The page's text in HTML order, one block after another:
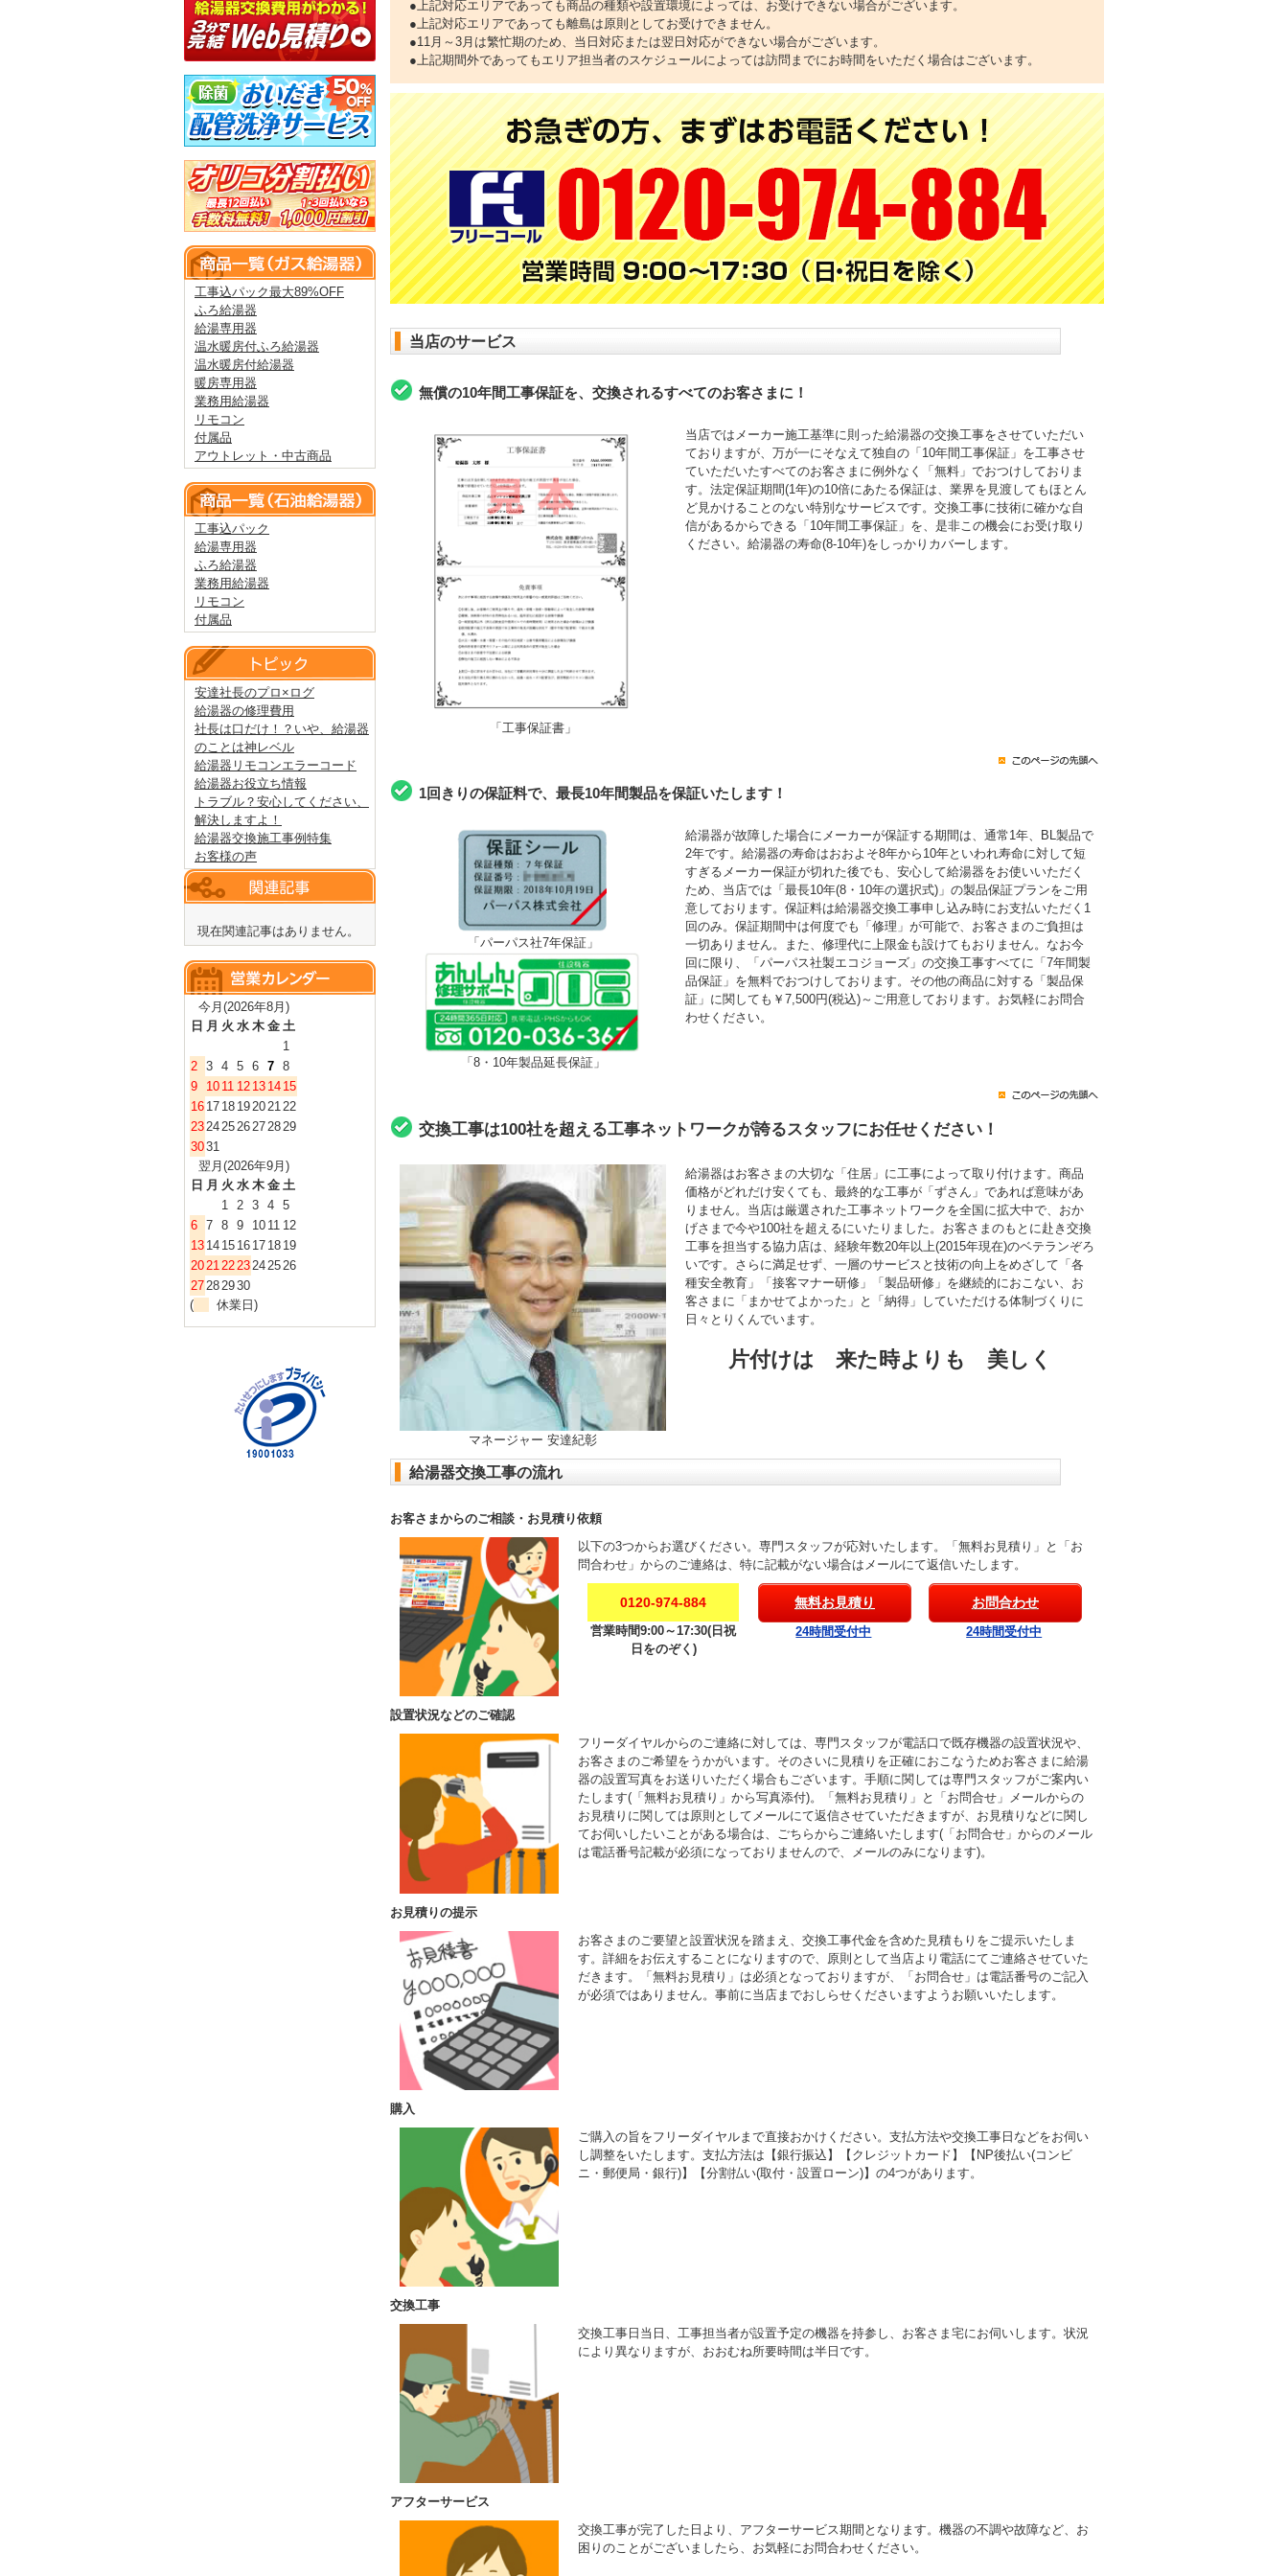
●上記対応エリアであっても商品の種類や設置環境によっては、お受けできない場合がございます。
●上記対応エリアであっても離島は原則としてお受けできません。
●11月～3月は繁忙期のため、当日対応または翌日対応ができない場合がございます。
●上記期間外であってもエリア担当者のスケジュールによっては訪問までにお時間をいただく場合はございます。
当店のサービス
無償の10年間工事保証を、交換されるすべてのお客さまに！
「工事保証書」
当店ではメーカー施工基準に則った給湯器の交換工事をさせていただい
ておりますが、万が一にそなえて独自の「10年間工事保証」を工事させ
ていただいたすべてのお客さまに例外なく「無料」でおつけしておりま
す。法定保証期間(1年)の10倍にあたる保証は、業界を見渡してもほとん
ど見かけることのない特別なサービスです。交換工事に技術に確かな自
信があるからできる「10年間工事保証」を、是非この機会にお受け取り
ください。給湯器の寿命(8-10年)をしっかりカバーします。
1回きりの保証料で、最長10年間製品を保証いたします！
「パーパス社7年保証」
「8・10年製品延長保証」
給湯器が故障した場合にメーカーが保証する期間は、通常1年、BL製品で
2年です。給湯器の寿命はおおよそ8年から10年といわれ寿命に対して短
すぎるメーカー保証が切れた後でも、安心して給湯器をお使いいただく
ため、当店では「最長10年(8・10年の選択式)」の製品保証プランをご用
意しております。保証料は給湯器交換工事申し込み時にお支払いただく1
回のみ。保証期間中は何度でも「修理」が可能で、お客さまのご負担は
一切ありません。また、修理代に上限金も設けてもおりません。なお今
回に限り、「パーパス社製エコジョーズ」の交換工事すべてに「7年間製
品保証」を無料でおつけしております。その他の商品に対する「製品保
証」に関しても￥7,500円(税込)～ご用意しております。お気軽にお問合
わせください。
交換工事は100社を超える工事ネットワークが誇るスタッフにお任せください！
マネージャー 安達紀彰
給湯器はお客さまの大切な「住居」に工事によって取り付けます。商品
価格がどれだけ安くても、最終的な工事が「ずさん」であれば意味があ
りません。当店は厳選された工事ネットワークを全国に拡大中で、おか
げさまで今や100社を超えるにいたりました。お客さまのもとに赴き交換
工事を担当する協力店は、経験年数20年以上(2015年現在)のベテランぞろ
いです。さらに満足せず、一層のサービスと技術の向上をめざして「各
種安全教育」「接客マナー研修」「製品研修」を継続的におこない、お
客さまに「まかせてよかった」と「納得」していただける体制づくりに
日々とりくんでいます。
片付けは 来た時よりも 美しく
給湯器交換工事の流れ
お客さまからのご相談・お見積り依頼
以下の3つからお選びください。専門スタッフが応対いたします。「無料お見積り」と「お
問合わせ」からのご連絡は、特に記載がない場合はメールにて返信いたします。
0120-974-884
営業時間9:00～17:30(日祝
日をのぞく)
無料お見積り
24時間受付中
お問合わせ
24時間受付中
設置状況などのご確認
フリーダイヤルからのご連絡に対しては、専門スタッフが電話口で既存機器の設置状況や、
お客さまのご希望をうかがいます。そのさいに見積りを正確におこなうためお客さまに給湯
器の設置写真をお送りいただく場合もございます。手順に関しては専門スタッフがご案内い
たします(「無料お見積り」から写真添付)。「無料お見積り」と「お問合せ」メールからの
お見積りに関しては原則としてメールにて返信させていただきますが、お見積りなどに関し
てお伺いしたいことがある場合は、ごちらからご連絡いたします(「お問合せ」からのメール
は電話番号記載が必須になっておりませんので、メールのみになります)。
お見積りの提示
お客さまのご要望と設置状況を踏まえ、交換工事代金を含めた見積もりをご提示いたしま
す。詳細をお伝えすることになりますので、原則として当店より電話にてご連絡させていた
だきます。「無料お見積り」は必須となっておりますが、「お問合せ」は電話番号のご記入
が必須ではありません。事前に当店までおしらせくださいますようお願いいたします。
購入
ご購入の旨をフリーダイヤルまで直接おかけください。支払方法や交換工事日などをお伺い
し調整をいたします。支払方法は【銀行振込】【クレジットカード】【NP後払い(コンビ
ニ・郵便局・銀行)】【分割払い(取付・設置ローン)】の4つがあります。
交換工事
交換工事日当日、工事担当者が設置予定の機器を持参し、お客さま宅にお伺いします。状況
により異なりますが、おおむね所要時間は半日です。
アフターサービス
交換工事が完了した日より、アフターサービス期間となります。機器の不調や故障など、お
困りのことがございましたら、お気軽にお問合わせください。
工事込パック最大89%OFF
ふろ給湯器
給湯専用器
温水暖房付ふろ給湯器
温水暖房付給湯器
暖房専用器
業務用給湯器
リモコン
付属品
アウトレット・中古商品
工事込パック
給湯専用器
ふろ給湯器
業務用給湯器
リモコン
付属品
安達社長のプロ×ログ
給湯器の修理費用
社長は口だけ！？いや、給湯器
のことは神レベル
給湯器リモコンエラーコード
給湯器お役立ち情報
トラブル？安心してください、
解決しますよ！
給湯器交換施工事例特集
お客様の声
現在関連記事はありません。
今月(2026年8月)
日 月 火 水 木 金 土
1
2 3 4 5 6 7 8
9
10 11 12 13 14 15
16 17 18 19202122
23242526272829
3031
翌月(2026年9月)
日 月 火 水 木 金 土
1 2 3 4 5
6 7 8 9 10 11 12
13 14 15 16 17 18 19
20212223242526
27282930
(
休業日)